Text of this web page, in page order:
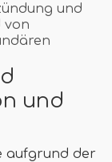
und
von
und
aufgrund der